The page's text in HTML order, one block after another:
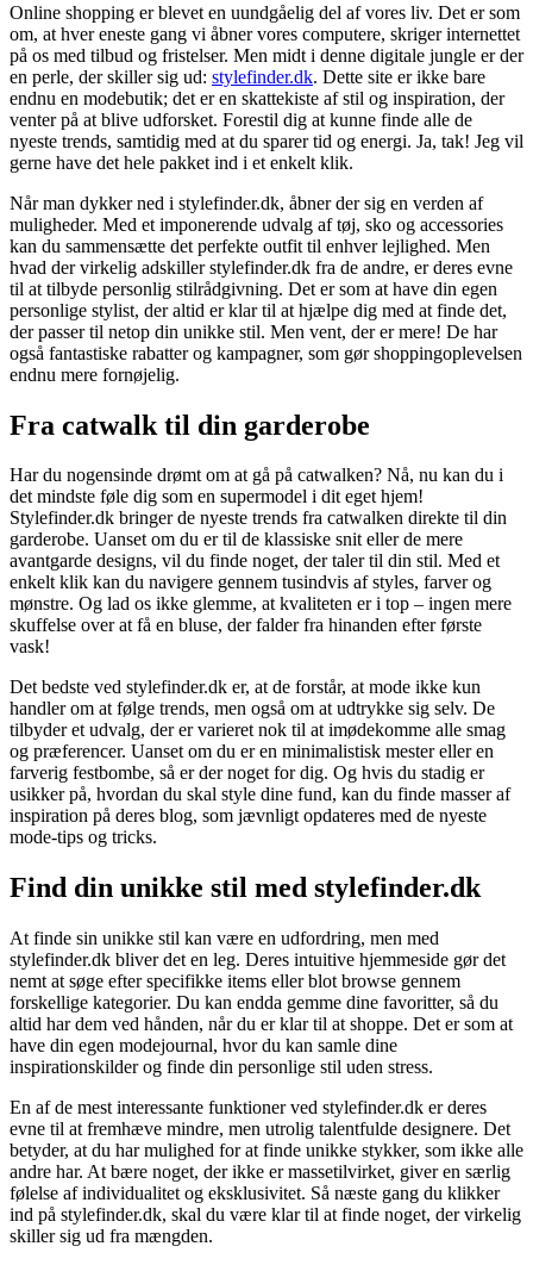
Online shopping er blevet en uundgåelig del af vores liv. Det er som
om, at hver eneste gang vi åbner vores computere, skriger internettet
på os med tilbud og fristelser. Men midt i denne digitale jungle er der
en perle, der skiller sig ud: stylefinder.dk. Dette site er ikke bare
endnu en modebutik; det er en skattekiste af stil og inspiration, der
venter på at blive udforsket. Forestil dig at kunne finde alle de
nyeste trends, samtidig med at du sparer tid og energi. Ja, tak! Jeg vil
gerne have det hele pakket ind i et enkelt klik.
Når man dykker ned i stylefinder.dk, åbner der sig en verden af
muligheder. Med et imponerende udvalg af tøj, sko og accessories
kan du sammensætte det perfekte outfit til enhver lejlighed. Men
hvad der virkelig adskiller stylefinder.dk fra de andre, er deres evne
til at tilbyde personlig stilrådgivning. Det er som at have din egen
personlige stylist, der altid er klar til at hjælpe dig med at finde det,
der passer til netop din unikke stil. Men vent, der er mere! De har
også fantastiske rabatter og kampagner, som gør shoppingoplevelsen
endnu mere fornøjelig.
Fra catwalk til din garderobe
Har du nogensinde drømt om at gå på catwalken? Nå, nu kan du i
det mindste føle dig som en supermodel i dit eget hjem!
Stylefinder.dk bringer de nyeste trends fra catwalken direkte til din
garderobe. Uanset om du er til de klassiske snit eller de mere
avantgarde designs, vil du finde noget, der taler til din stil. Med et
enkelt klik kan du navigere gennem tusindvis af styles, farver og
mønstre. Og lad os ikke glemme, at kvaliteten er i top – ingen mere
skuffelse over at få en bluse, der falder fra hinanden efter første
vask!
Det bedste ved stylefinder.dk er, at de forstår, at mode ikke kun
handler om at følge trends, men også om at udtrykke sig selv. De
tilbyder et udvalg, der er varieret nok til at imødekomme alle smag
og præferencer. Uanset om du er en minimalistisk mester eller en
farverig festbombe, så er der noget for dig. Og hvis du stadig er
usikker på, hvordan du skal style dine fund, kan du finde masser af
inspiration på deres blog, som jævnligt opdateres med de nyeste
mode-tips og tricks.
Find din unikke stil med stylefinder.dk
At finde sin unikke stil kan være en udfordring, men med
stylefinder.dk bliver det en leg. Deres intuitive hjemmeside gør det
nemt at søge efter specifikke items eller blot browse gennem
forskellige kategorier. Du kan endda gemme dine favoritter, så du
altid har dem ved hånden, når du er klar til at shoppe. Det er som at
have din egen modejournal, hvor du kan samle dine
inspirationskilder og finde din personlige stil uden stress.
En af de mest interessante funktioner ved stylefinder.dk er deres
evne til at fremhæve mindre, men utrolig talentfulde designere. Det
betyder, at du har mulighed for at finde unikke stykker, som ikke alle
andre har. At bære noget, der ikke er massetilvirket, giver en særlig
følelse af individualitet og eksklusivitet. Så næste gang du klikker
ind på stylefinder.dk, skal du være klar til at finde noget, der virkelig
skiller sig ud fra mængden.